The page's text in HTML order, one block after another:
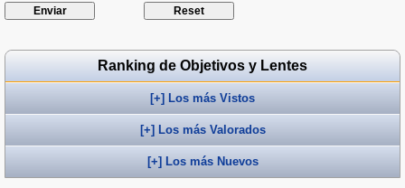
Ranking de Objetivos y Lentes
[+] Los más Vistos
[+] Los más Valorados
[+] Los más Nuevos